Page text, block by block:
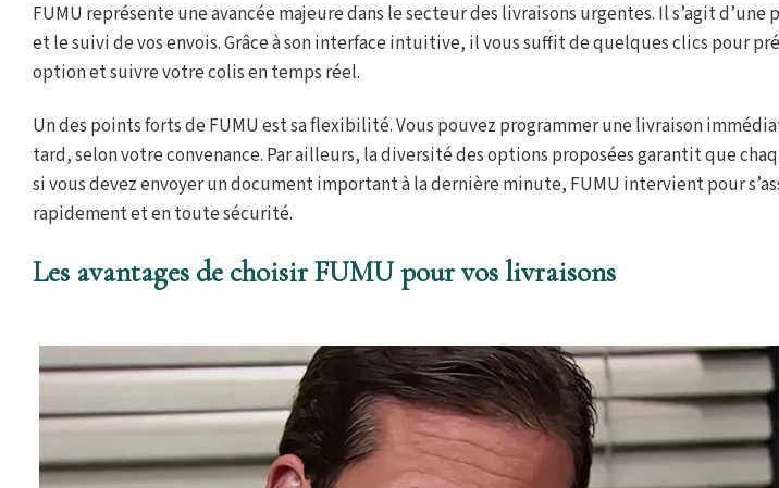
FUMU représente une avancée majeure dans le secteur des livraisons urgentes. Il s’agit
et le suivi de vos envois. Grâce à son interface intuitive, il vous suffit de quelques clics pour
option et suivre votre colis en temps réel.
Un des points forts de FUMU est sa flexibilité. Vous pouvez programmer une livraison
tard, selon votre convenance. Par ailleurs, la diversité des options proposées garantit que
si vous devez envoyer un document important à la dernière minute, FUMU intervient pour
rapidement et en toute sécurité.
Les avantages de choisir FUMU pour vos livraisons